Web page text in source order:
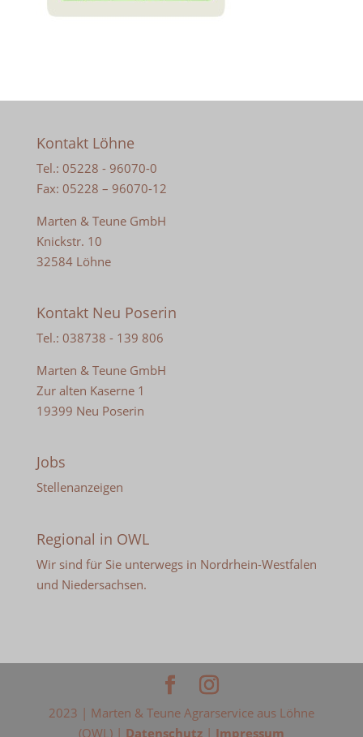
Kontakt Löhne
Tel.: 05228 - 96070-0
Fax: 05228 – 96070-12
Marten & Teune GmbH
Knickstr. 10
32584 Löhne
Kontakt Neu Poserin
Tel.: 038738 - 139 806
Marten & Teune GmbH
Zur alten Kaserne 1
19399 Neu Poserin
Jobs
Stellenanzeigen
Regional in OWL
Wir sind für Sie unterwegs in Nordrhein-Westfalen
und Niedersachsen.
2023 | Marten & Teune Agrarservice aus Löhne
(OWL) | Datenschutz| Impressum